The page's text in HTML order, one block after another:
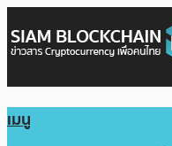
เมนู